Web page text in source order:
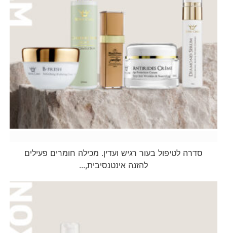
סדרה לטיפול בעור רגיש ועדין. מכילה חומרים פעילים
להזנה אינטנסיבית,...